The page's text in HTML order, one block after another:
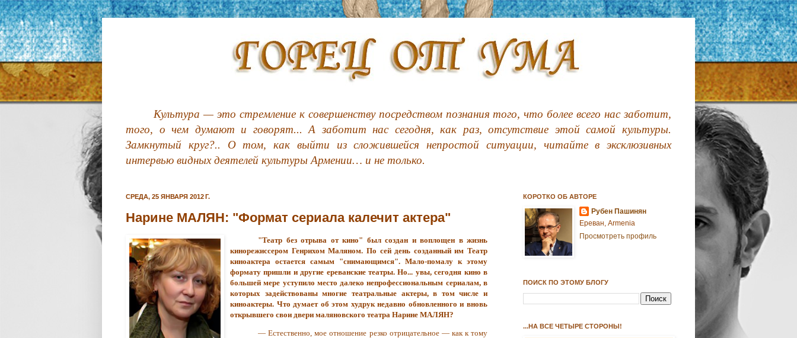
Культура — это стремление к совершенству посредством познания того, что более всего нас заботит,
того, о чем думают и говорят... А заботит нас сегодня, как раз, отсутствие этой самой культуры.
Замкнутый круг?.. О том, как выйти из сложившейся непростой ситуации, читайте в эксклюзивных
интервью видных деятелей культуры Армении… и не только.
СРЕДА, 25 ЯНВАРЯ 2012 Г.
Нарине МАЛЯН: "Формат сериала калечит актера"
"Театр без отрыва от кино" был создан и воплощен в жизнь
кинорежиссером Генрихом Маляном. По сей день созданный им Театр
киноактера остается самым "снимающимся". Мало-помалу к этому
формату пришли и другие ереванские театры. Но... увы, сегодня кино в
большей мере уступило место далеко непрофессиональным сериалам, в
которых задействованы многие театральные актеры, в том числе и
киноактеры. Что думает об этом худрук недавно обновленного и вновь
открывшего свои двери маляновского театра Нарине МАЛЯН?
— Естественно, мое отношение резко отрицательное — как к тому
КОРОТКО ОБ АВТОРЕ
Рубен Пашинян
Ереван, Armenia
Просмотреть профиль
ПОИСК ПО ЭТОМУ БЛОГУ
...НА ВСЕ ЧЕТЫРЕ СТОРОНЫ!